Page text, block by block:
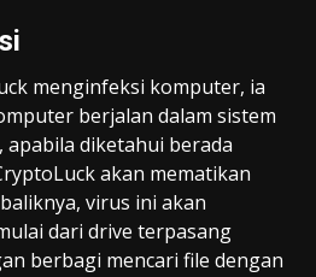
menginfeksi komputer, ia
berjalan dalam sistem
diketahui berada
akan mematikan
virus ini akan
dari drive terpasang
berbagi mencari file dengan